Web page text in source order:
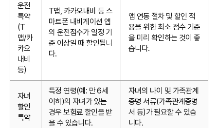
운전
특약
(T
맵/카
카오
내비
등)
T맵, 카카오내비 등 스
마트폰 내비게이션 앱
의 운전점수가 일정 기
준 이상일 때 할인됩니
다.
앱 연동 절차 및 할인 적
용을 위한 최소 점수 기준
을 미리 확인하는 것이 좋
습니다.
자녀
할인
특약
특정 연령(예: 만 6세
이하)의 자녀가 있는
경우 보험료 할인을 받
을 수 있습니다.
자녀의 나이 및 가족관계
증명 서류(가족관계증명
서 등)가 필요할 수 있습
니다.